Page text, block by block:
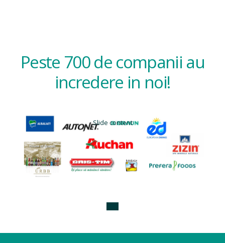
Peste 700 de companii au
incredere in noi!
Slide content